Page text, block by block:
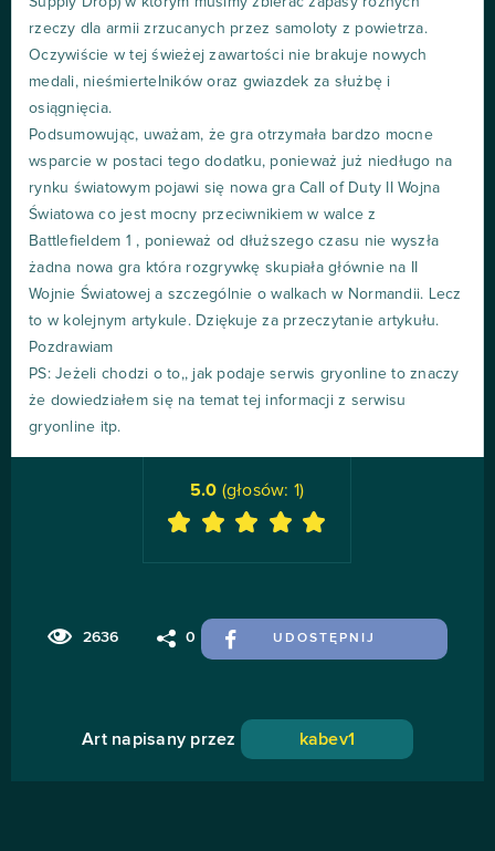
rzeczy dla armii zrzucanych przez samoloty z powietrza.
Oczywiście w tej świeżej zawartości nie brakuje nowych
medali, nieśmiertelników oraz gwiazdek za służbę i
osiągnięcia.
Podsumowując, uważam, że gra otrzymała bardzo mocne
wsparcie w postaci tego dodatku, ponieważ już niedługo na
rynku światowym pojawi się nowa gra Call of Duty II Wojna
Światowa co jest mocny przeciwnikiem w walce z
Battlefieldem 1 , ponieważ od dłuższego czasu nie wyszła
żadna nowa gra która rozgrywkę skupiała głównie na II
Wojnie Światowej a szczególnie o walkach w Normandii. Lecz
to w kolejnym artykule. Dziękuje za przeczytanie artykułu.
Pozdrawiam
PS: Jeżeli chodzi o to,, jak podaje serwis gryonline to znaczy
że dowiedziałem się na temat tej informacji z serwisu
gryonline itp.
2636 0 UDOSTĘPNIJ
5.0 (głosów: 1)
Art napisany przez kabev1